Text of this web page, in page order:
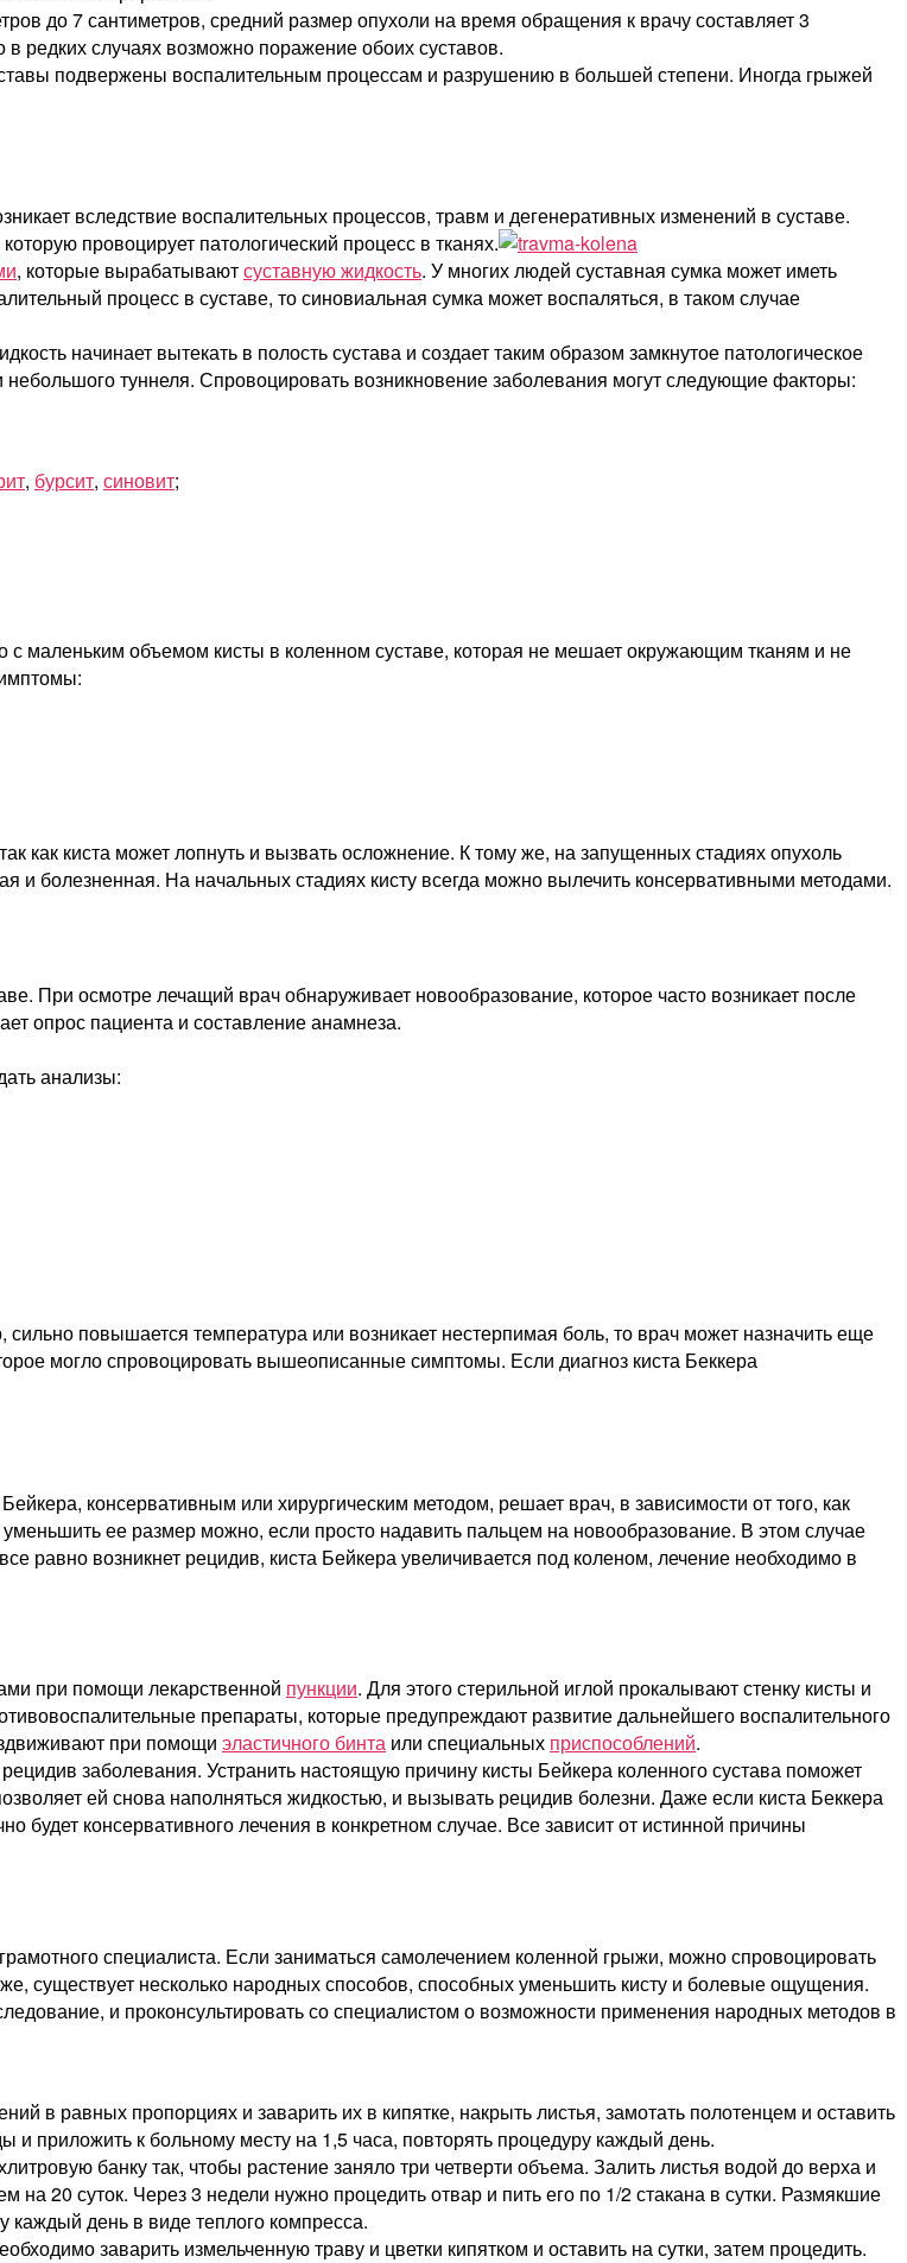
до 7 сантиметров, средний размер опухоли на время обращения к врачу составляет 3
редких случаях возможно поражение обоих суставов.
подвержены воспалительным процессам и разрушению в большей степени. Иногда грыжей
вследствие воспалительных процессов, травм и дегенеративных изменений в суставе.
провоцирует патологический процесс в тканях.
, которые вырабатываютсуставную жидкость. У многих людей суставная сумка может иметь
процесс в суставе, то синовиальная сумка может воспаляться, в таком случае
начинает вытекать в полость сустава и создает таким образом замкнутое патологическое
туннеля. Спровоцировать возникновение заболевания могут следующие факторы:
, бурсит, синовит;
с маленьким объемом кисты в коленном суставе, которая не мешает окружающим тканям и не
как киста может лопнуть и вызвать осложнение. К тому же, на запущенных стадиях опухоль
и болезненная. На начальных стадиях кисту всегда можно вылечить консервативными методами.
При осмотре лечащий врач обнаруживает новообразование, которое часто возникает после
опрос пациента и составление анамнеза.
анализы:
повышается температура или возникает нестерпимая боль, то врач может назначить еще
могло спровоцировать вышеописанные симптомы. Если диагноз киста Беккера
консервативным или хирургическим методом, решает врач, в зависимости от того, как
ее размер можно, если просто надавить пальцем на новообразование. В этом случае
равно возникнет рецидив, киста Бейкера увеличивается под коленом, лечение необходимо в
при помощи лекарственной пункции. Для этого стерильной иглой прокалывают стенку кисты и
препараты, которые предупреждают развитие дальнейшего воспалительного
при помощи эластичного бинта или специальных приспособлений.
заболевания. Устранить настоящую причину кисты Бейкера коленного сустава поможет
ей снова наполняться жидкостью, и вызывать рецидив болезни. Даже если киста Беккера
будет консервативного лечения в конкретном случае. Все зависит от истинной причины
специалиста. Если заниматься самолечением коленной грыжи, можно спровоцировать
существует несколько народных способов, способных уменьшить кисту и болевые ощущения.
и проконсультировать со специалистом о возможности применения народных методов в
в равных пропорциях и заварить их в кипятке, накрыть листья, замотать полотенцем и оставить
приложить к больному месту на 1,5 часа, повторять процедуру каждый день.
банку так, чтобы растение заняло три четверти объема. Залить листья водой до верха и
20 суток. Через 3 недели нужно процедить отвар и пить его по 1/2 стакана в сутки. Размякшие
каждый день в виде теплого компресса.
заварить измельченную траву и цветки кипятком и оставить на сутки, затем процедить.